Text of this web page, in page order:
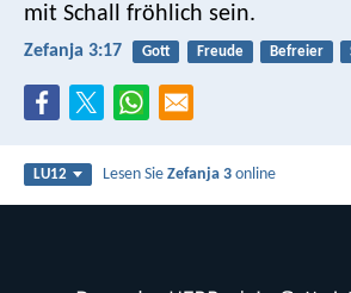
mit Schall fröhlich sein.
Zefanja 3:17 Gott Freude Befreier
LU12 Lesen SieZefanja 3 online